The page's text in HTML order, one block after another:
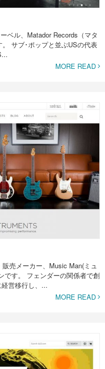
ベル、Matador Records（マタ
サブ･ポップと並ぶUSの代表
MORE READ
売メーカー、Music Man(ミュ
です。 フェンダーの関係者で創
営移行し、...
MORE READ